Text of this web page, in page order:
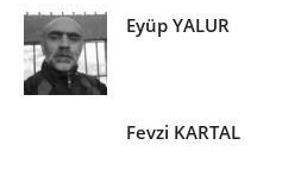
Eyüp YALUR
Fevzi KARTAL